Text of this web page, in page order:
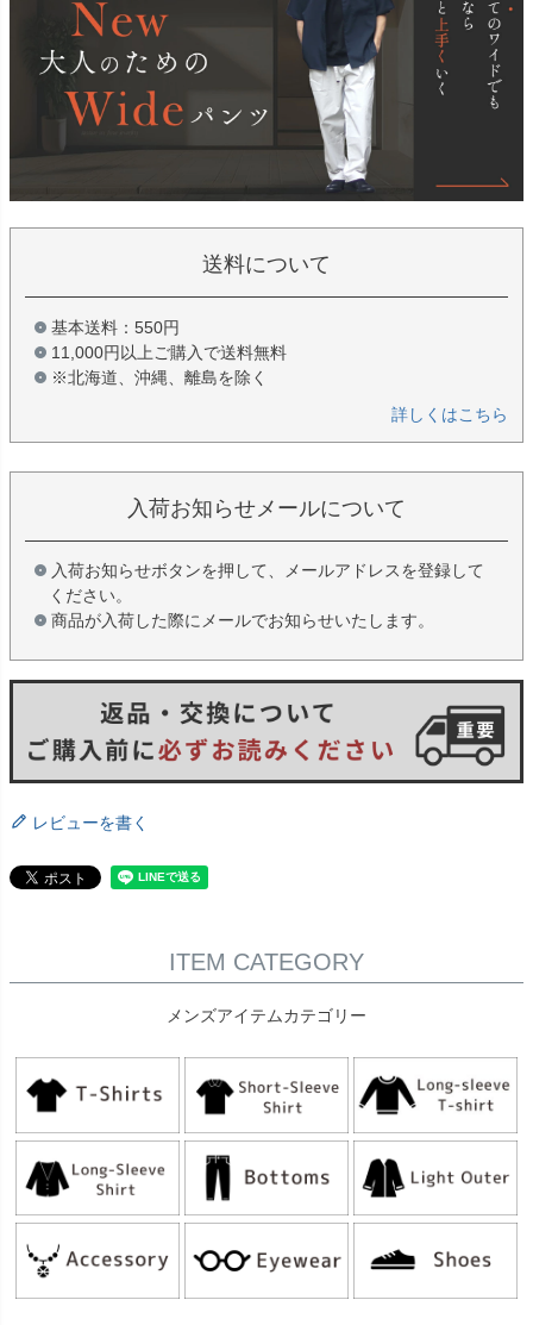
送料について
基本送料：550円
11,000円以上ご購入で送料無料
※北海道、沖縄、離島を除く
詳しくはこちら
入荷お知らせメールについて
入荷お知らせボタンを押して、メールアドレスを登録して
ください。
商品が入荷した際にメールでお知らせいたします。
レビューを書く
ITEM CATEGORY
メンズアイテムカテゴリー